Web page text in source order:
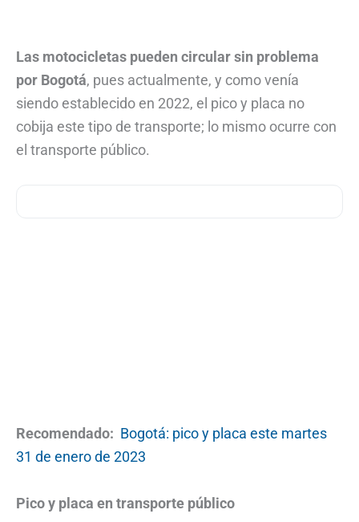
Las motocicletas pueden circular sin problema
por Bogotá, pues actualmente, y como venía
siendo establecido en 2022, el pico y placa no
cobija este tipo de transporte; lo mismo ocurre con
el transporte público.
Recomendado: Bogotá: pico y placa este martes
31 de enero de 2023
Pico y placa en transporte público